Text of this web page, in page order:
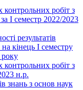
контрольних робіт з
І семестр 2022/2023
результатів
кінець І семестру
року
контрольних робіт з
н.р.
знань з основ наук